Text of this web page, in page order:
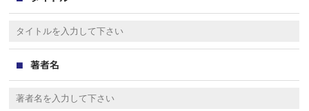
著者名